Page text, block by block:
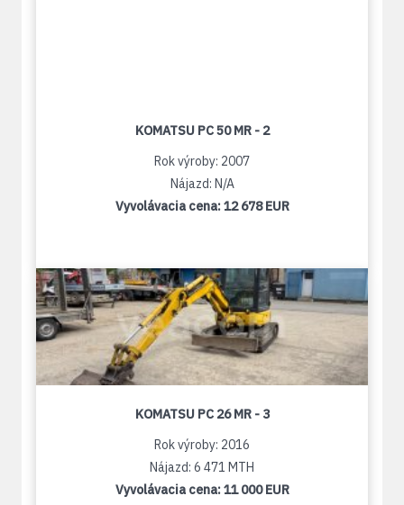
KOMATSU PC 50 MR - 2
Rok výroby: 2007
Nájazd: N/A
Vyvolávacia cena:12 678 EUR
KOMATSU PC 26 MR - 3
Rok výroby: 2016
Nájazd: 6 471 MTH
Vyvolávacia cena:11 000 EUR